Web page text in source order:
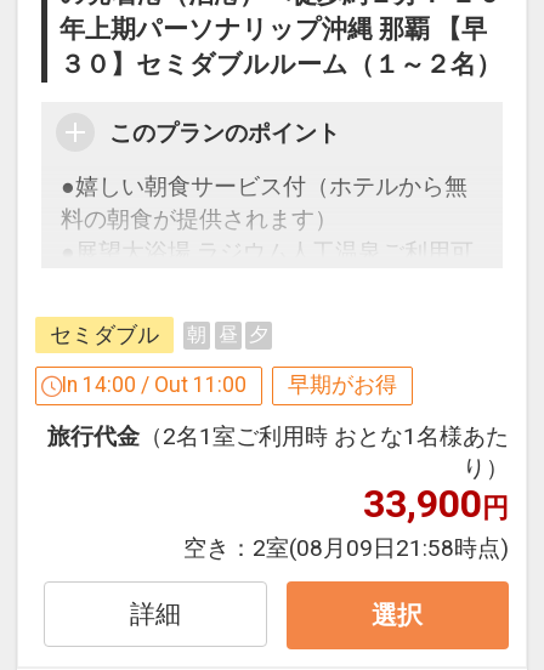
●ウェルカムコーヒー付（おひとり様／
※セルフサービスとなります（６：３０
０）
●全室ＷＯＷＷＯＷ視聴可能！
●全室Ｗｉ-Ｆｉ完備！
※旅行代金に含まれます。
●連泊時、お部屋の清掃・ベッドメイク
不要の方に、ドリンク付（おひとり様に
つき１本）
※タオルセットとアメニティ交換のみの
年上期パーソナリップ沖縄 那覇 【早
３０】セミダブルルーム（１～２名）
このプランのポイント
●嬉しい朝食サービス付（ホテルから無
料の朝食が提供されます）
●展望大浴場 ラジウム人工温泉ご利用可
早めのお申し込みがお得！【早３０】
お得です！
※本プランは３０日前までの予約受付で
す。２９日前以降の人数変更、おとな・
こどもの内訳変更はできません。
ホテルポイント
●アーリーチェックイン１４：００（通
セミダブル 朝 昼 夕
In 14:00 / Out 11:00 早期がお得
旅行代金 （2名1室ご利用時 おとな1名様あた
り）
33,900円
空き： 2室(08月09日21:58時点)
詳細 選択